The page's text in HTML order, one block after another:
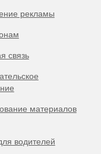
рекламы
связь
материалов
водителей